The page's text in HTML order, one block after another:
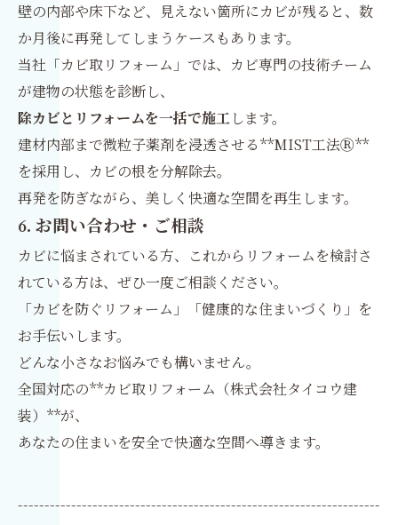
壁の内部や床下など、見えない箇所にカビが残ると、数
か月後に再発してしまうケースもあります。
当社「カビ取リフォーム」では、カビ専門の技術チーム
が建物の状態を診断し、
除カビとリフォームを一括で施工します。
建材内部まで微粒子薬剤を浸透させる**MIST工法Ⓡ**
を採用し、カビの根を分解除去。
再発を防ぎながら、美しく快適な空間を再生します。
6. お問い合わせ・ご相談
カビに悩まされている方、これからリフォームを検討さ
れている方は、ぜひ一度ご相談ください。
「カビを防ぐリフォーム」「健康的な住まいづくり」を
お手伝いします。
どんな小さなお悩みでも構いません。
全国対応の**カビ取リフォーム（株式会社タイコウ建
装）**が、
あなたの住まいを安全で快適な空間へ導きます。
--------------------------------------------------------------------